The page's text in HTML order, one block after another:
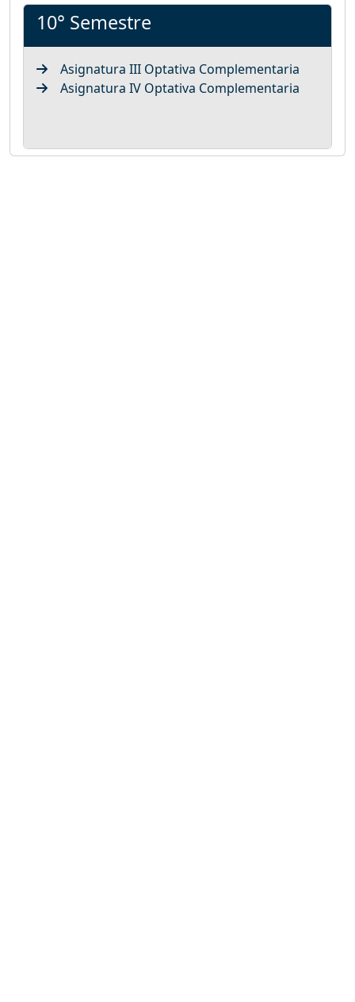
10° Semestre
Asignatura III Optativa Complementaria
Asignatura IV Optativa Complementaria